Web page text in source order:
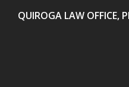
QUIROGA LAW OFFICE,